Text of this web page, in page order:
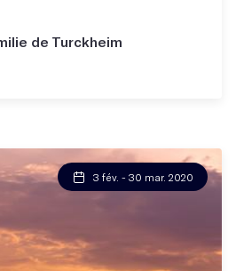
de Turckheim
3 fév. - 30 mar. 2020